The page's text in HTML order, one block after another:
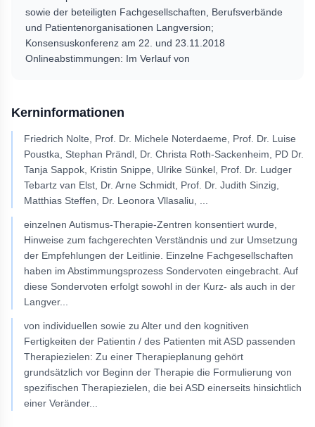
sowie der beteiligten Fachgesellschaften, Berufsverbände
und Patientenorganisationen Langversion;
Konsensuskonferenz am 22. und 23.11.2018
Onlineabstimmungen: Im Verlauf von
Kerninformationen
Friedrich Nolte, Prof. Dr. Michele Noterdaeme, Prof. Dr. Luise
Poustka, Stephan Prändl, Dr. Christa Roth-Sackenheim, PD Dr.
Tanja Sappok, Kristin Snippe, Ulrike Sünkel, Prof. Dr. Ludger
Tebartz van Elst, Dr. Arne Schmidt, Prof. Dr. Judith Sinzig,
Matthias Steffen, Dr. Leonora Vllasaliu,
einzelnen Autismus-Therapie-Zentren konsentiert wurde,
Hinweise zum fachgerechten Verständnis und zur Umsetzung
der Empfehlungen der Leitlinie. Einzelne Fachgesellschaften
haben im Abstimmungsprozess Sondervoten eingebracht. Auf
diese Sondervoten erfolgt sowohl in der Kurz- als auch in der
Langver...
von individuellen sowie zu Alter und den kognitiven
Fertigkeiten der Patientin / des Patienten mit ASD passenden
Therapiezielen: Zu einer Therapieplanung gehört
grundsätzlich vor Beginn der Therapie die Formulierung von
spezifischen Therapiezielen, die bei ASD einerseits hinsichtlich
einer Veränder...